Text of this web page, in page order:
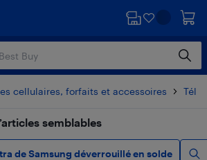
cellulaires, forfaits et accessoires
semblables
de Samsung déverrouillé en solde